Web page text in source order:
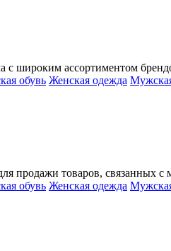
широким ассортиментом
обувь Женская одежда
продажи товаров, связанных с
обувь Женская одежда